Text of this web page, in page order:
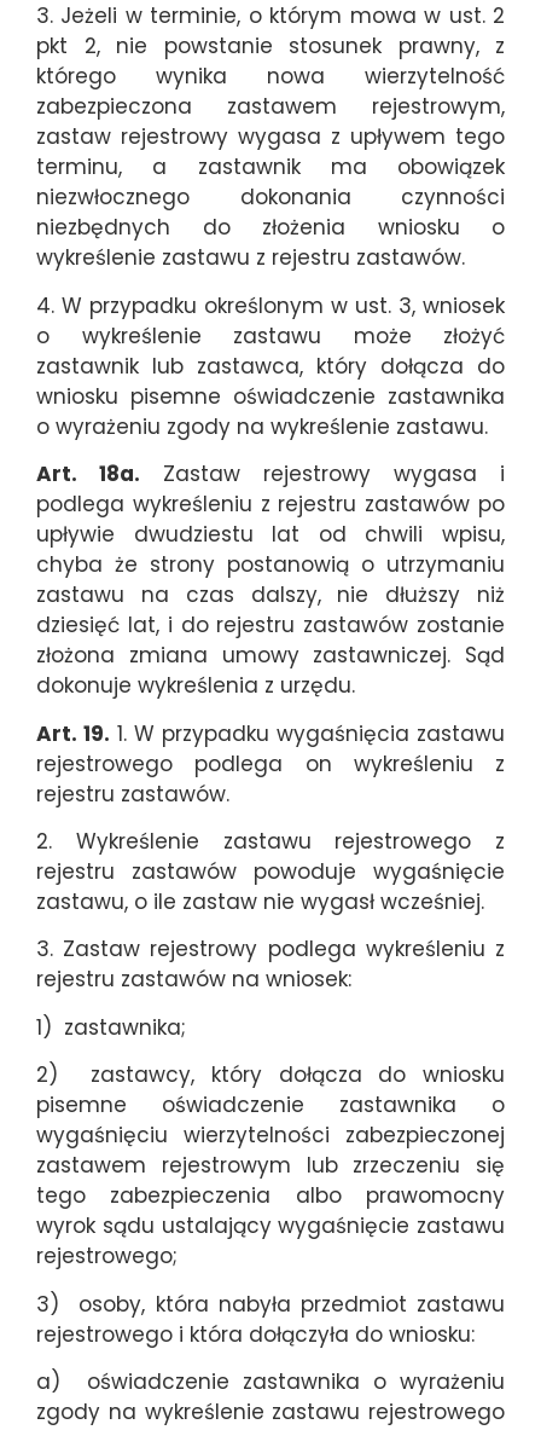
3. Jeżeli w terminie, o którym mowa w ust. 2
pkt 2, nie powstanie stosunek prawny, z
którego wynika nowa wierzytelność
zabezpieczona zastawem rejestrowym,
zastaw rejestrowy wygasa z upływem tego
terminu, a zastawnik ma obowiązek
niezwłocznego dokonania czynności
niezbędnych do złożenia wniosku o
wykreślenie zastawu z rejestru zastawów.
4. W przypadku określonym w ust. 3, wniosek
o wykreślenie zastawu może złożyć
zastawnik lub zastawca, który dołącza do
wniosku pisemne oświadczenie zastawnika
o wyrażeniu zgody na wykreślenie zastawu.
Art. 18a. Zastaw rejestrowy wygasa i
podlega wykreśleniu z rejestru zastawów po
upływie dwudziestu lat od chwili wpisu,
chyba że strony postanowią o utrzymaniu
zastawu na czas dalszy, nie dłuższy niż
dziesięć lat, i do rejestru zastawów zostanie
złożona zmiana umowy zastawniczej. Sąd
dokonuje wykreślenia z urzędu.
Art. 19. 1. W przypadku wygaśnięcia zastawu
rejestrowego podlega on wykreśleniu z
rejestru zastawów.
2. Wykreślenie zastawu rejestrowego z
rejestru zastawów powoduje wygaśnięcie
zastawu, o ile zastaw nie wygasł wcześniej.
3. Zastaw rejestrowy podlega wykreśleniu z
rejestru zastawów na wniosek:
1) zastawnika;
2) zastawcy, który dołącza do wniosku
pisemne oświadczenie zastawnika o
wygaśnięciu wierzytelności zabezpieczonej
zastawem rejestrowym lub zrzeczeniu się
tego zabezpieczenia albo prawomocny
wyrok sądu ustalający wygaśnięcie zastawu
rejestrowego;
3) osoby, która nabyła przedmiot zastawu
rejestrowego i która dołączyła do wniosku:
a) oświadczenie zastawnika o wyrażeniu
zgody na wykreślenie zastawu rejestrowego